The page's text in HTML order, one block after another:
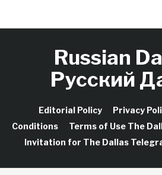
Russian
Русский
Editorial Policy Privacy
Conditions
Terms of Use The
Invitation for The Dallas